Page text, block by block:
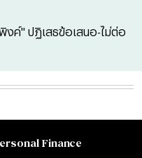
งค์" ปฏิเสธข้อเสนอ-ไม่ต่อ
Finance